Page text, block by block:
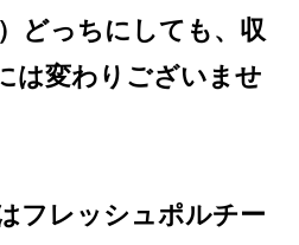
どっちにしても、収
は変わりございませ
フレッシュポルチー